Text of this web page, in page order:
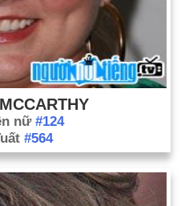
nữ #124
#564